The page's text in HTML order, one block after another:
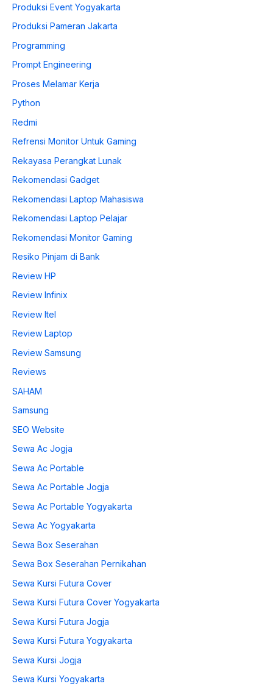
Produksi Event Yogyakarta
Produksi Pameran Jakarta
Programming
Prompt Engineering
Proses Melamar Kerja
Python
Redmi
Refrensi Monitor Untuk Gaming
Rekayasa Perangkat Lunak
Rekomendasi Gadget
Rekomendasi Laptop Mahasiswa
Rekomendasi Laptop Pelajar
Rekomendasi Monitor Gaming
Resiko Pinjam di Bank
Review HP
Review Infinix
Review Itel
Review Laptop
Review Samsung
Reviews
SAHAM
Samsung
SEO Website
Sewa Ac Jogja
Sewa Ac Portable
Sewa Ac Portable Jogja
Sewa Ac Portable Yogyakarta
Sewa Ac Yogyakarta
Sewa Box Seserahan
Sewa Box Seserahan Pernikahan
Sewa Kursi Futura Cover
Sewa Kursi Futura Cover Yogyakarta
Sewa Kursi Futura Jogja
Sewa Kursi Futura Yogyakarta
Sewa Kursi Jogja
Sewa Kursi Yogyakarta